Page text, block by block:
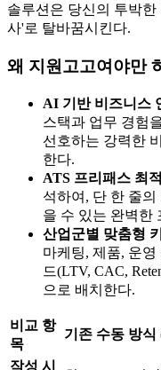
솔루션은 당신의 투박
사'로 탈바꿈시킨다.
왜 지원고고여야만
AI 기반 비즈니스
스택과 업무 경험
선호하는 강력한
한다.
ATS 프리패스 최
석하여, 단 한 줄
을 수 있는 완벽한
산업군별 맞춤형
마케팅, 제품, 운
드(LTV, CAC,
으로 배치한다.
비교 항
목
기존 수동 방식
작성 시